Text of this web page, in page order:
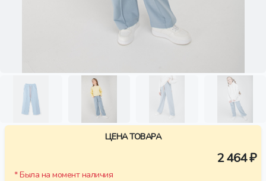
ЦЕНА ТОВАРА
2 464 ₽
* Была на момент наличия